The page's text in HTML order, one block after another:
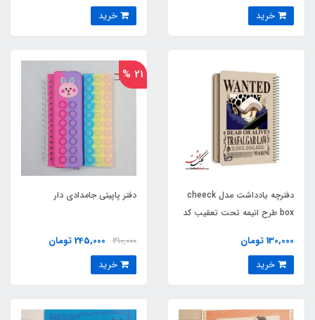
دفترچه یادداشت مدل cheeck
box طرح انیمه تحت تعقیب کد
130,000 تومان
21 %
دفتر پاپیتی جامدادی دار
310,000 245,000 تومان